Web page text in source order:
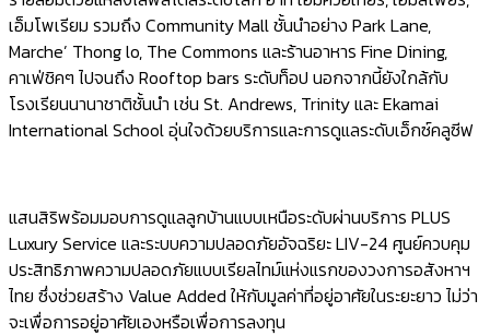
เอ็มโพเรียม รวมถึง Community Mall ชั้นนำอย่าง Park Lane,
Marche’ Thong lo, The Commons และร้านอาหาร Fine Dining,
คาเฟ่ชิคๆ ไปจนถึง Rooftop bars ระดับท็อป นอกจากนี้ยังใกล้กับ
โรงเรียนนานาชาติชั้นนำ เช่น St. Andrews, Trinity และ Ekamai
International School อุ่นใจด้วยบริการและการดูแลระดับเอ็กซ์คลูซีฟ
แสนสิริพร้อมมอบการดูแลลูกบ้านแบบเหนือระดับผ่านบริการ PLUS
Luxury Service และระบบความปลอดภัยอัจฉริยะ LIV-24 ศูนย์ควบคุม
ประสิทธิภาพความปลอดภัยแบบเรียลไทม์แห่งแรกของวงการอสังหาฯ
ไทย ซึ่งช่วยสร้าง Value Added ให้กับมูลค่าที่อยู่อาศัยในระยะยาว ไม่ว่า
จะเพื่อการอยู่อาศัยเองหรือเพื่อการลงทุน